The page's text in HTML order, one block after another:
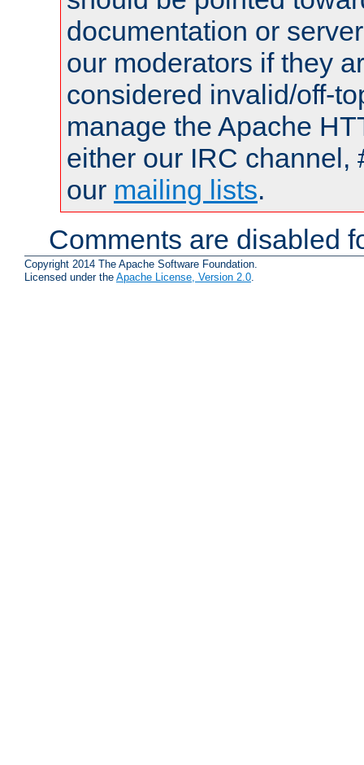
documentation or
our moderators if they
considered invalid/off-
manage the Apache
either our IRC channel,
our mailing lists.
Comments are disabled
Copyright 2014 The Apache Software Foundation.
Licensed under the Apache License, Version 2.0.